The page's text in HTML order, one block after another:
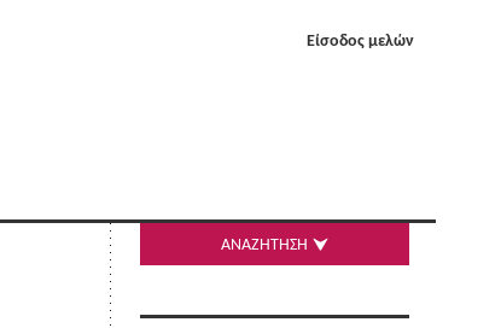
Είσοδος μελών
ΑΝΑΖΗΤΗΣΗ